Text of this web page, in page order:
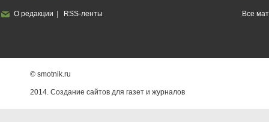
О редакции RSS-ленты Все
© smotnik.ru
2014. Создание сайтов для газет и журналов